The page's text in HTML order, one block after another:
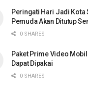
Peringati Hari Jadi Kota
Pemuda Akan Ditutup
0 SHARES
Paket Prime Video
Dapat Dipakai
0 SHARES